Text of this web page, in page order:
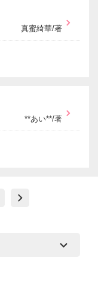
真蜜綺華/著
**あい**/著